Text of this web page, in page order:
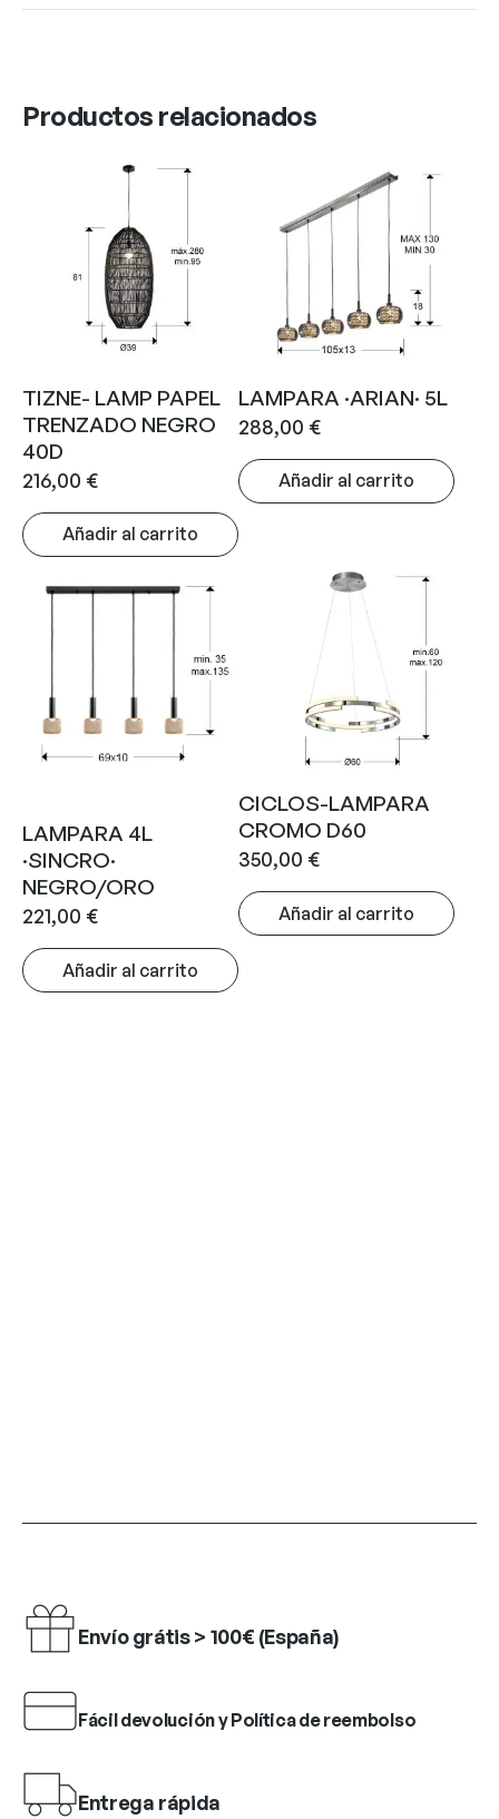
Productos relacionados
TIZNE- LAMP PAPEL
TRENZADO NEGRO
40D
216,00 €
Añadir al carrito
LAMPARA ·ARIAN· 5L
288,00 €
Añadir al carrito
LAMPARA 4L
·SINCRO·
NEGRO/ORO
221,00 €
Añadir al carrito
CICLOS-LAMPARA
CROMO D60
350,00 €
Añadir al carrito
Envío grátis > 100€ (España)
Fácil devolución y Política de reembolso
Entrega rápida